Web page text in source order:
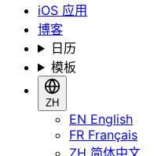
iOS 应用
博客
日历
模板
ZH
EN English
FR Français
ZH 简体中文